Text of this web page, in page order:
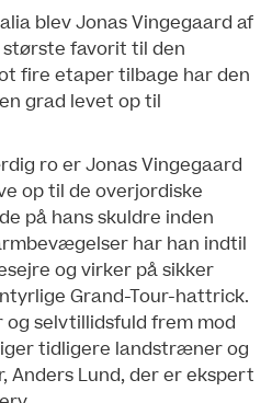
blev Jonas Vingegaard af
favorit til den
fire etaper tilbage har den
grad levet op til
ro er Jonas Vingegaard
op til de overjordiske
på hans skuldre inden
har han indtil
og virker på sikker
Grand-Tour-hattrick.
selvtillidsfuld frem mod
tidligere landstræner og
Anders Lund, der er ekspert